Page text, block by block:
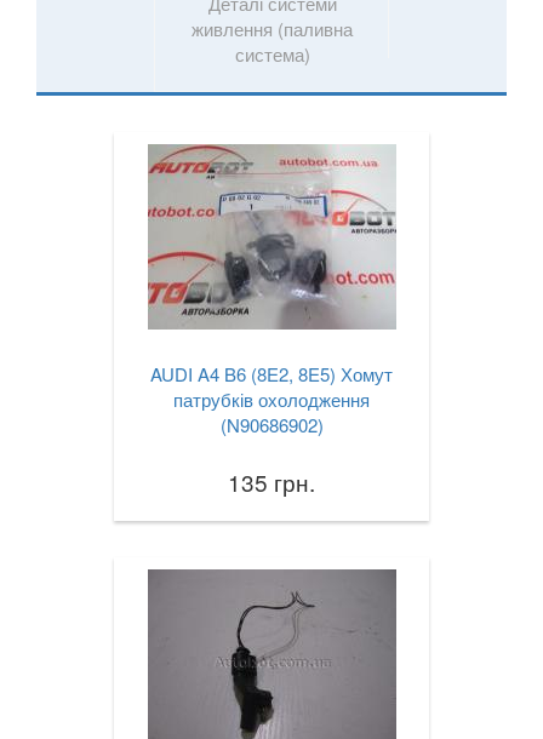
живлення (паливна
система)
AUDI A4 B6 (8E2, 8E5) Хомут
патрубків охолодження
(N90686902)
135 грн.